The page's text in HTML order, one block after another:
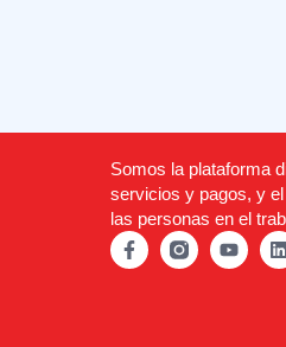
Somos la plataforma
servicios y pagos, y
las personas en el